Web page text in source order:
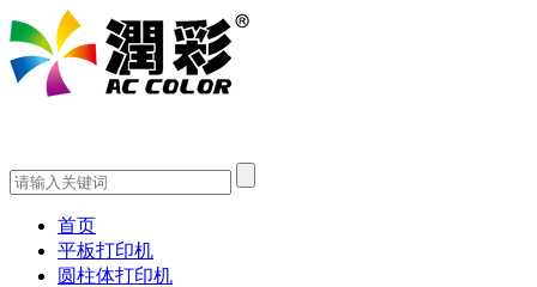
首页
平板打印机
圆柱体打印机